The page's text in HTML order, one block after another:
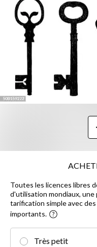
Toutes les licences libres
d'utilisation mondiaux,
tarification simple avec
importants.
Très petit